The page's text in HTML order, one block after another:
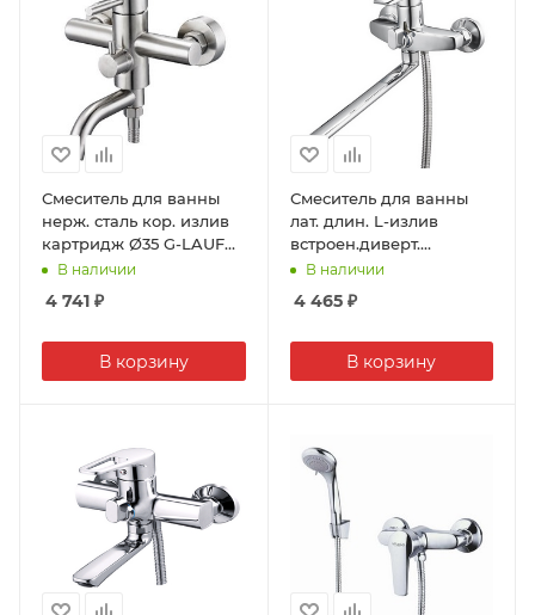
Смеситель для ванны
нерж. сталь кор. излив
картридж Ø35 G-LAUF
ZAP3-A090 (1/8)
В наличии
4 741 ₽
В корзину
Смеситель для ванны
лат. длин. L-излив
встроен.диверт.
картридж Ø35 G-LAUF
В наличии
4 465₽
В корзину